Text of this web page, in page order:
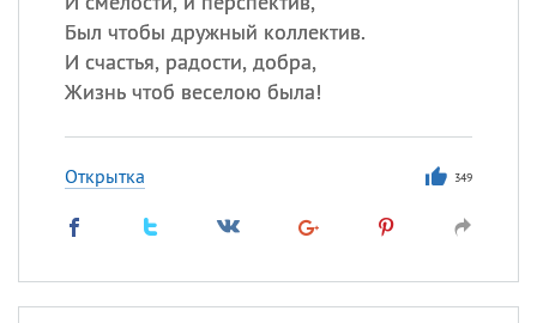
Был чтобы дружный коллектив.
И счастья, радости, добра,
Жизнь чтоб веселою была!
Открытка 349